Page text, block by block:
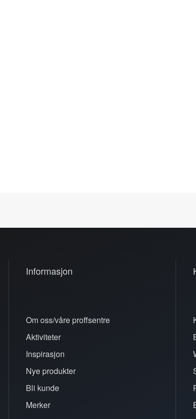
Informasjon
Om oss/våre proffsentre
Aktiviteter
Inspirasjon
Nye produkter
Bli kunde
Merker